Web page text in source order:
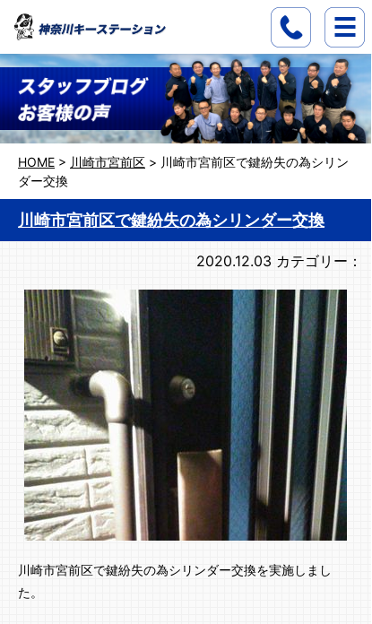
HOME > 川崎市宮前区 > 川崎市宮前区で鍵紛失の為シリン
ダー交換
川崎市宮前区で鍵紛失の為シリンダー交換
2020.12.03 カテゴリー：
川崎市宮前区で鍵紛失の為シリンダー交換を実施しまし
た。